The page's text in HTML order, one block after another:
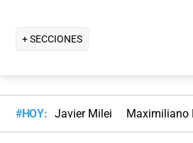
+ SECCIONES
#HOY: Javier Milei Maximiliano